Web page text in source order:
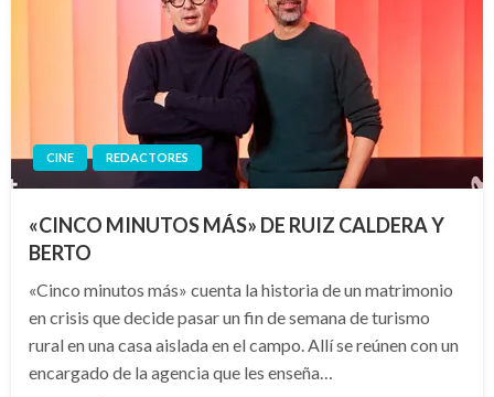
CINE REDACTORES
«CINCO MINUTOS MÁS» DE RUIZ CALDERA Y
BERTO
«Cinco minutos más» cuenta la historia de un matrimonio
en crisis que decide pasar un fin de semana de turismo
rural en una casa aislada en el campo. Allí se reúnen con un
encargado de la agencia que les enseña…